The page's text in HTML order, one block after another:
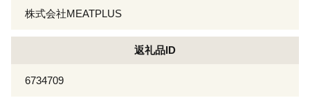
株式会社MEATPLUS
返礼品ID
6734709